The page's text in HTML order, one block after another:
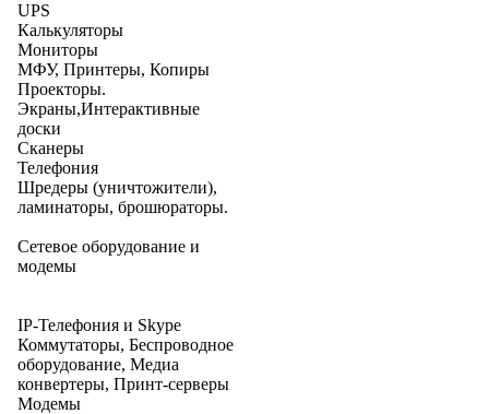
UPS
Калькуляторы
Мониторы
МФУ, Принтеры, Копиры
Проекторы.
Экраны,Интерактивные
доски
Сканеры
Телефония
Шредеры (уничтожители),
ламинаторы, брошюраторы.
Сетевое оборудование и
модемы
IP-Телефония и Skype
Коммутаторы, Беспроводное
оборудование, Медиа
конвертеры, Принт-серверы
Модемы